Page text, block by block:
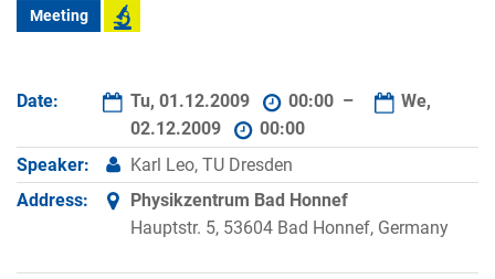
Meeting
Date: Tu, 01.12.2009 00:00 –
We,
02.12.2009
00:00
Speaker:
Karl Leo, TU Dresden
Address:
Physikzentrum Bad Honnef
Hauptstr. 5, 53604 Bad Honnef, Germany